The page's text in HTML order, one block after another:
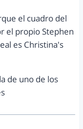
el cuadro del
el propio Stephen
es Christina's
de uno de los